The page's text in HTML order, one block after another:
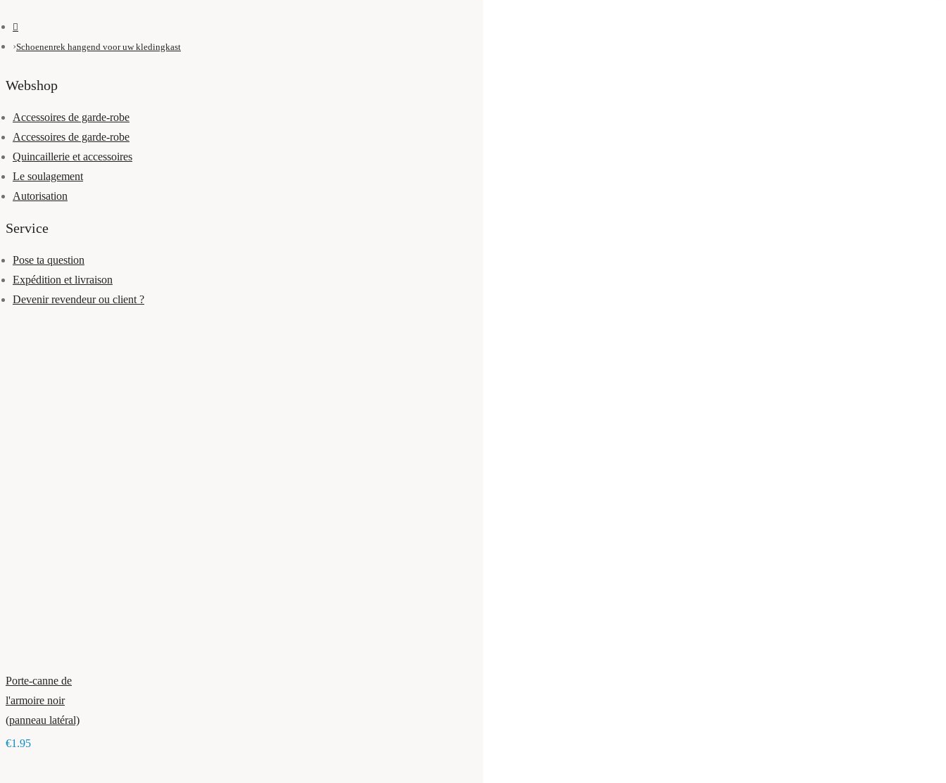
Schoenenrek hangend voor uw kledingkast
Webshop
Accessoires de garde-robe
Accessoires de garde-robe
Quincaillerie et accessoires
Le soulagement
Autorisation
Service
Pose ta question
Expédition et livraison
Devenir revendeur ou client ?
Porte-canne de
l'armoire noir
(panneau latéral)
€1.95